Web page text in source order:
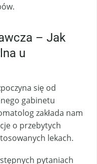
– Jak
u
się od
gabinetu
zakłada nam
o przebytych
lekach.
pytaniach